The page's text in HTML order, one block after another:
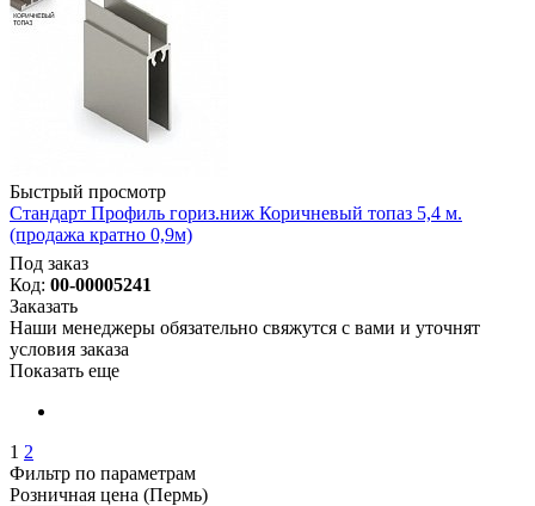
Быстрый просмотр
Стандарт Профиль гориз.ниж Коричневый топаз 5,4 м.
(продажа кратно 0,9м)
Под заказ
Код: 00-00005241
Заказать
Наши менеджеры обязательно свяжутся с вами и уточнят
условия заказа
Показать еще
1 2
Фильтр по параметрам
Розничная цена (Пермь)